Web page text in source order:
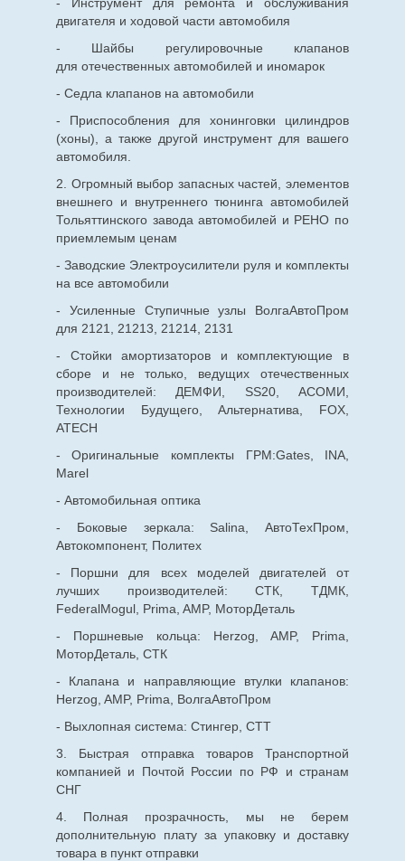
двигателя и ходовой части автомобиля
- Шайбы регулировочные клапанов
для отечественныхавтомобилей и иномарок
- Седла клапанов на автомобили
- Приспособления для хонинговки цилиндров
(хоны), а также другой инструмент для вашего
автомобиля.
2. Огромный выбор запасных частей, элементов
внешнего и внутреннего тюнинга автомобилей
Тольяттинского завода автомобилей и РЕНО по
приемлемым ценам
- Заводские Электроусилители руля и комплекты
на все автомобили
- Усиленные Ступичные узлы ВолгаАвтоПром
для 2121, 21213, 21214, 2131
- Стойки амортизаторов и комплектующие в
сборе и не только, ведущих отечественных
производителей: ДЕМФИ, SS20, АСОМИ,
Технологии Будущего, Альтернатива, FOX,
ATECH
- Оригинальные комплекты ГРМ:Gates, INA,
Marel
- Автомобильная оптика
- Боковые зеркала: Salina, АвтоТехПром,
Автокомпонент, Политех
- Поршни для всех моделей двигателей от
лучших производителей: СТК, ТДМК,
FederalMogul, Prima, AMP, МоторДеталь
- Поршневые кольца: Herzog, AMP, Prima,
МоторДеталь, СТК
- Клапана и направляющие втулки клапанов:
Herzog, AMP, Prima, ВолгаАвтоПром
- Выхлопная система: Стингер, СТТ
3. Быстрая отправка товаров Транспортной
компанией и Почтой России по РФ и странам
СНГ
4. Полная прозрачность, мы не берем
дополнительную плату за упаковку и доставку
товара в пункт отправки